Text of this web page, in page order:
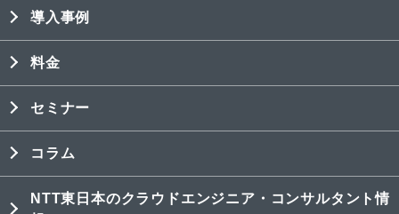
導入事例
料金
セミナー
コラム
NTT東日本のクラウドエンジニア・コンサルタント情